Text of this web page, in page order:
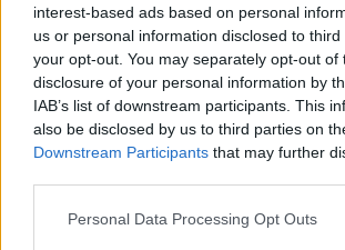
interest-based ads based on personal
us or personal information disclosed to
your opt-out. You may separately opt-out of
disclosure of your personal information by
IAB’s list of downstream participants. This
also be disclosed by us to third parties on
Downstream Participants that may further
Please note that this website/app uses one
Personal Data Processing Opt Outs
Με απόφαση που εκδόθηκε
χορηγήθηκε στο τέκνο
τετραπληγίας-παραπληγίας
έως 31/1/2018, με γνώση του
ότι η απόφαση υπόκειται σε
σε περίπτωση που γίνει
του e-ΕΦΚΑ από το
Θεσσαλονίκης, θα